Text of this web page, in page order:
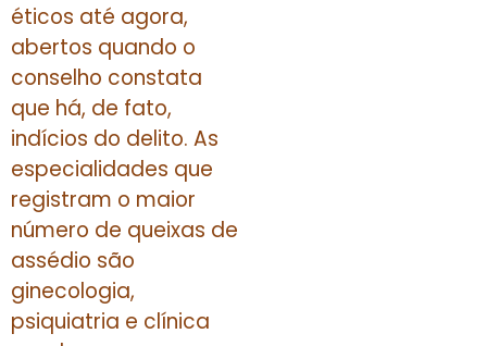
éticos até agora,
abertos quando o
conselho constata
que há, de fato,
indícios do delito. As
especialidades que
registram o maior
número de queixas de
assédio são
ginecologia,
psiquiatria e clínica